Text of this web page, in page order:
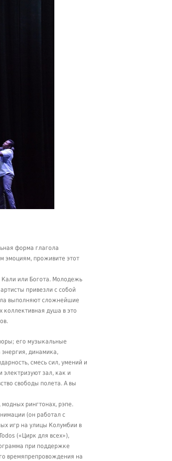
форма глагола
эмоциям, проживите этот
или Богота. Молодежь
привезли с собой
выполняют сложнейшие
коллективная душа в это
его музыкальные
энергия, динамика,
смесь сил, умений и
электризуют зал, как и
свободы полета. А вы
рингтонах, рэпе.
(он работал с
игр на улицы Колумбии в
(«Цирк для всех»),
при поддержке
времяпрепровождения на